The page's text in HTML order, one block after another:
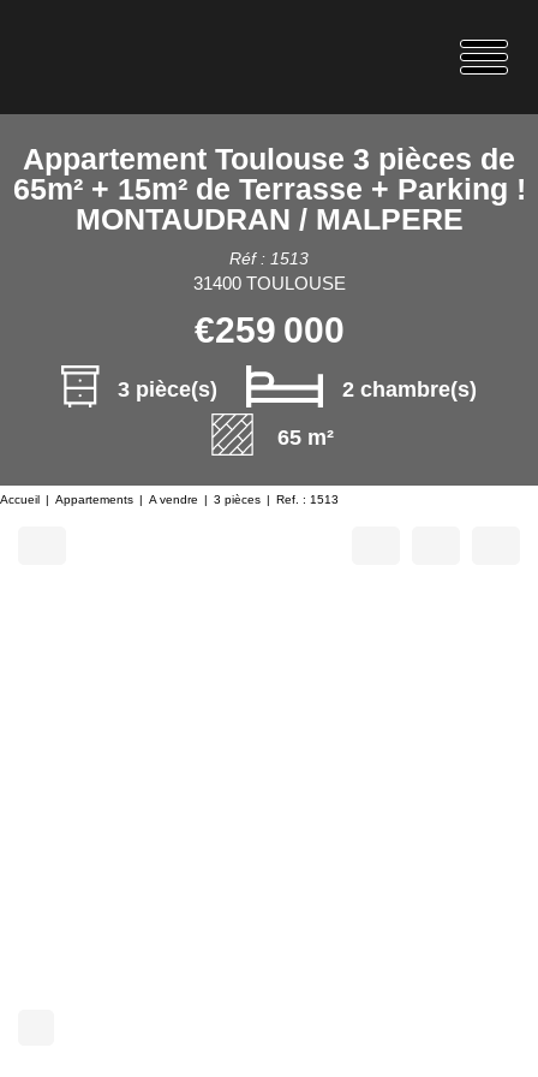
Appartement Toulouse 3 pièces de
65m² + 15m² de Terrasse + Parking !
MONTAUDRAN / MALPERE
Réf : 1513
31400 TOULOUSE
€259 000
3 pièce(s)
2 chambre(s)
65 m²
Accueil Appartements A vendre 3 pièces Ref. : 1513